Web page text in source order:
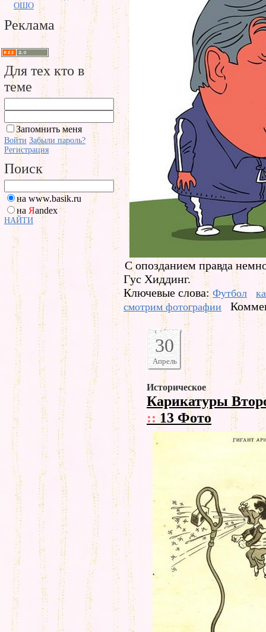
ОШО
Реклама
Для тех кто в
теме
Запомнить меня
Войти Забыли пароль?
Регистрация
Поиск
на www.basik.ru
на Яandex
НАЙТИ
С опозданием правда
Гус Хиддинг.
Ключевые слова:Футбол
смотрим фотографии
30
Апрель
Историческое
Карикатуры
::13 Фото